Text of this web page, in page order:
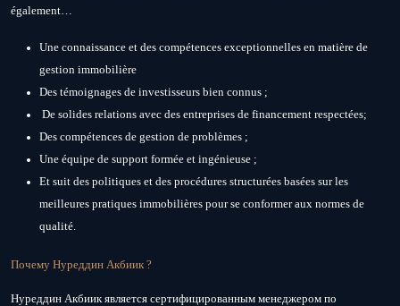
également…
Une connaissance et des compétences exceptionnelles en matière de
gestion immobilière
Des témoignages de investisseurs bien connus ;
De solides relations avec des entreprises de financement respectées;
Des compétences de gestion de problèmes ;
Une équipe de support formée et ingénieuse ;
Et suit des politiques et des procédures structurées basées sur les
meilleures pratiques immobilières pour se conformer aux normes de
qualité.
Почему Нуреддин Акбиик ?
Нуреддин Акбиик является сертифицированным менеджером по